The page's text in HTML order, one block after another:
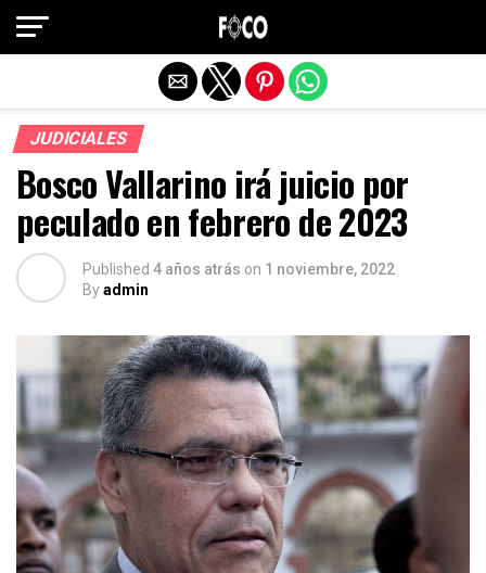
JUDICIALES
Bosco Vallarino irá juicio por
peculado en febrero de 2023
Published 4 años atrás on 1 noviembre, 2022
Byadmin
Salir de la versión móvil